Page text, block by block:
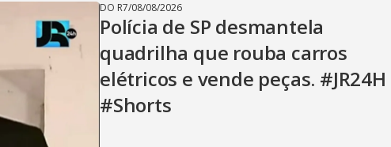
DO R7/08/08/2026
Polícia de SP desmantela
quadrilha que rouba carros
elétricos e vende peças. #JR24H
#Shorts